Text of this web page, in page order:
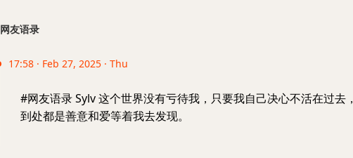
网友语录
17:58 · Feb 27, 2025 · Thu
#网友语录 Sylv 这个世界没有亏待我，只要我自己决心不活在过去，
到处都是善意和爱等着我去发现。